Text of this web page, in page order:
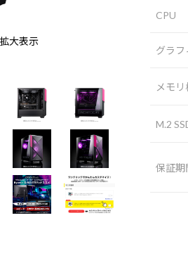
大表示
CPU
グラフ
メモ
M.2
保証期